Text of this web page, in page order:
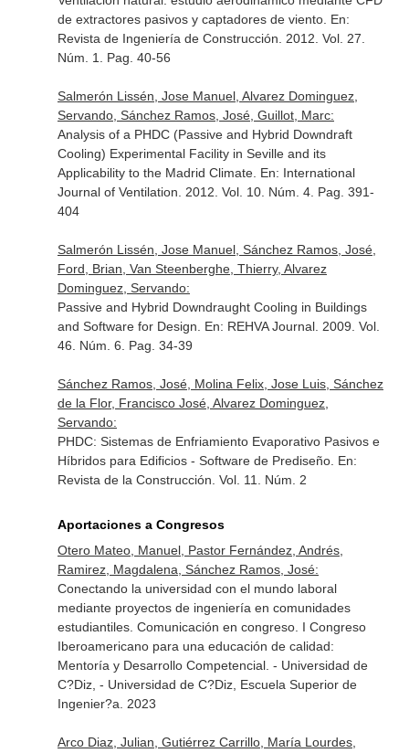
de extractores pasivos y captadores de viento. En:
Revista de Ingeniería de Construcción . 2012. Vol. 27.
Núm. 1. Pag. 40-56
Salmerón Lissén, Jose Manuel, Alvarez Dominguez,
Servando, Sánchez Ramos, José, Guillot, Marc:
Analysis of a PHDC (Passive and Hybrid Downdraft
Cooling) Experimental Facility in Seville and its
Applicability to the Madrid Climate. En: International
Journal of Ventilation . 2012. Vol. 10. Núm. 4. Pag. 391-
404
Salmerón Lissén, Jose Manuel, Sánchez Ramos, José,
Ford, Brian, Van Steenberghe, Thierry, Alvarez
Dominguez, Servando:
Passive and Hybrid Downdraught Cooling in Buildings
and Software for Design. En: REHVA Journal. 2009. Vol.
46. Núm. 6. Pag. 34-39
Sánchez Ramos, José, Molina Felix, Jose Luis, Sánchez
de la Flor, Francisco José, Alvarez Dominguez,
Servando:
PHDC: Sistemas de Enfriamiento Evaporativo Pasivos e
Híbridos para Edificios - Software de Prediseño. En:
Revista de la Construcción . Vol. 11. Núm. 2
Aportaciones a Congresos
Otero Mateo, Manuel, Pastor Fernández, Andrés,
Ramirez, Magdalena, Sánchez Ramos, José:
Conectando la universidad con el mundo laboral
mediante proyectos de ingeniería en comunidades
estudiantiles. Comunicación en congreso. I Congreso
Iberoamericano para una educación de calidad:
Mentoría y Desarrollo Competencial. - Universidad de
C?Diz, - Universidad de C?Diz, Escuela Superior de
Ingenier?a. 2023
Arco Diaz, Julian, Gutiérrez Carrillo, María Lourdes,